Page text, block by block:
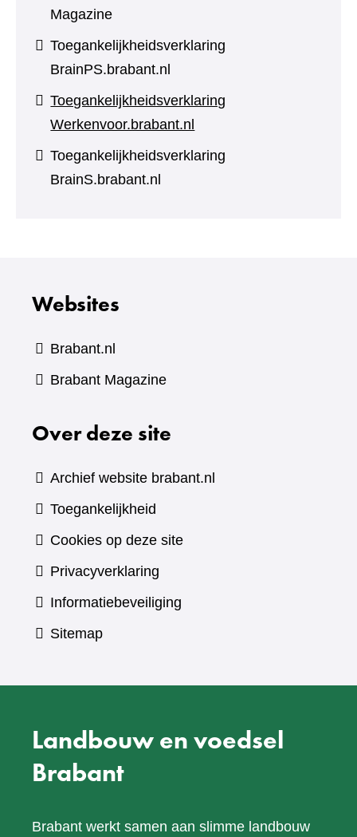
Magazine
Toegankelijkheidsverklaring
BrainPS.brabant.nl
Toegankelijkheidsverklaring
Werkenvoor.brabant.nl
Toegankelijkheidsverklaring
BrainS.brabant.nl
Websites
Brabant.nl
Brabant Magazine(verwijst
een
website)
Over deze site
Archief website brabant.nl
Toegankelijkheid
Cookies op deze site
Privacyverklaring
Informatiebeveiliging
Sitemap
Landbouw en voedsel
Brabant
Brabant werkt samen aan slimme landbouw